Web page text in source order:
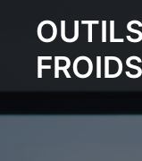
OUTILS
FROIDS